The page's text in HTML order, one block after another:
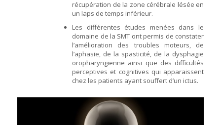
récupération de la zone cérébrale lésée en
un laps de temps inférieur.
Les différentes études menées dans le
domaine de la SMT ont permis de constater
l’amélioration des troubles moteurs, de
l’aphasie, de la spasticité, de la dysphagie
oropharyngienne ainsi que des difficultés
perceptives et cognitives qui apparaissent
chez les patients ayant souffert d’un ictus.